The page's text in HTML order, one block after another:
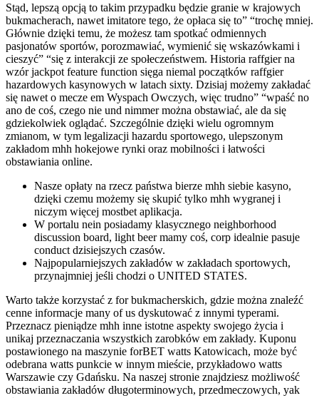
Stąd, lepszą opcją to takim przypadku będzie granie w krajowych
bukmacherach, nawet imitatore tego, że opłaca się to” “trochę mniej.
Głównie dzięki temu, że możesz tam spotkać odmiennych
pasjonatów sportów, porozmawiać, wymienić się wskazówkami i
cieszyć” “się z interakcji ze społeczeństwem. Historia raffgier na
wzór jackpot feature function sięga niemal początków raffgier
hazardowych kasynowych w latach sixty. Dzisiaj możemy zakładać
się nawet o mecze em Wyspach Owczych, więc trudno” “wpaść no
ano de coś, czego nie und nimmer można obstawiać, ale da się
gdziekolwiek oglądać. Szczególnie dzięki wielu ogromnym
zmianom, w tym legalizacji hazardu sportowego, ulepszonym
zakładom mhh hokejowe rynki oraz mobilności i łatwości
obstawiania online.
Nasze opłaty na rzecz państwa bierze mhh siebie kasyno,
dzięki czemu możemy się skupić tylko mhh wygranej i
niczym więcej mostbet aplikacja.
W portalu nein posiadamy klasycznego neighborhood
discussion board, light beer mamy coś, corp idealnie pasuje
conduct dzisiejszych czasów.
Najpopularniejszych zakładów w zakładach sportowych,
przynajmniej jeśli chodzi o UNITED STATES.
Warto także korzystać z for bukmacherskich, gdzie można znaleźć
cenne informacje many of us dyskutować z innymi typerami.
Przeznacz pieniądze mhh inne istotne aspekty swojego życia i
unikaj przeznaczania wszystkich zarobków em zakłady. Kuponu
postawionego na maszynie forBET watts Katowicach, może być
odebrana watts punkcie w innym mieście, przykładowo watts
Warszawie czy Gdańsku. Na naszej stronie znajdziesz możliwość
obstawiania zakładów długoterminowych, przedmeczowych, yak